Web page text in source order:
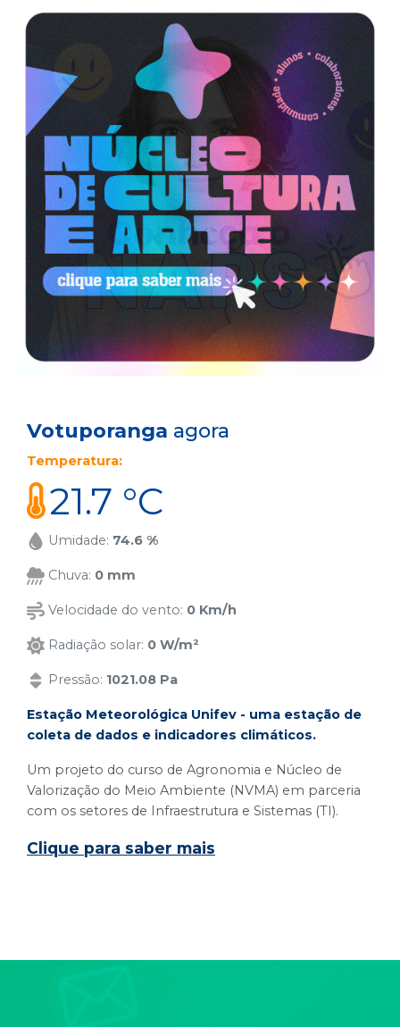
Votuporanga agora
Temperatura:
21.7 °C
Umidade: 74.6 %
Chuva: 0 mm
Velocidade do vento: 0 Km/h
Radiação solar: 0 W/m²
Pressão: 1021.08 Pa
Estação Meteorológica Unifev - uma estação de
coleta de dados e indicadores climáticos.
Um projeto do curso de Agronomia e Núcleo de
Valorização do Meio Ambiente (NVMA) em parceria
com os setores de Infraestrutura e Sistemas (TI).
Clique para saber mais